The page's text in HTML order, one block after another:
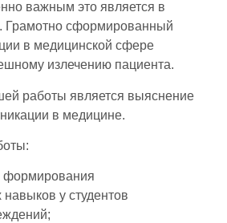
важным это является в
Грамотно сформированный
в медицинской сфере
излечению пациента.
работы является выяснение
в медицине.
формирования
у студентов